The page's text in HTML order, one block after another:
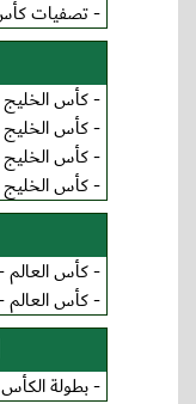
-تصفيات كأس
-كأس الخليج
-كأس الخليج
-كأس الخليج
-كأس الخليج
-كأس العالم -
-كأس العالم -
-بطولة الكأس